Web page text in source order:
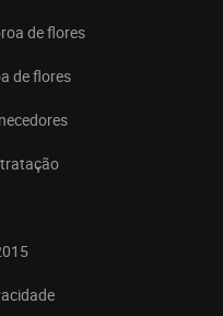
de flores
de flores